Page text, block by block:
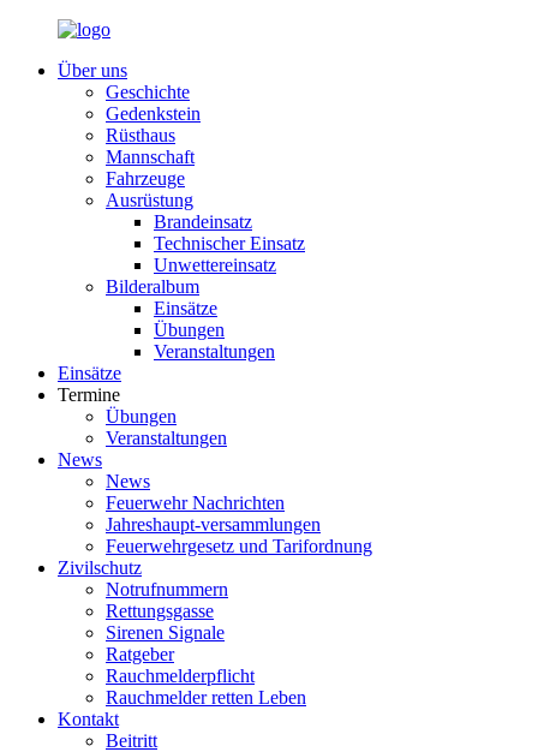
Über uns
Geschichte
Gedenkstein
Rüsthaus
Mannschaft
Fahrzeuge
Ausrüstung
Brandeinsatz
Technischer Einsatz
Unwettereinsatz
Bilderalbum
Einsätze
Übungen
Veranstaltungen
Einsätze
Termine
Übungen
Veranstaltungen
News
News
Feuerwehr Nachrichten
Jahreshaupt-versammlungen
Feuerwehrgesetz und Tarifordnung
Zivilschutz
Notrufnummern
Rettungsgasse
Sirenen Signale
Ratgeber
Rauchmelderpflicht
Rauchmelder retten Leben
Kontakt
Beitritt